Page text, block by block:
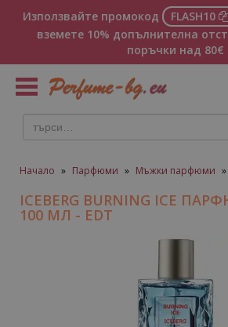
Използвайте промокод FLASH10
вземете 10% допълнителна
поръчки над 80€
Toggle
navigation
Начало » Парфюми » Мъжки парфюми »
ICEBERG BURNING ICE
100 МЛ - EDT